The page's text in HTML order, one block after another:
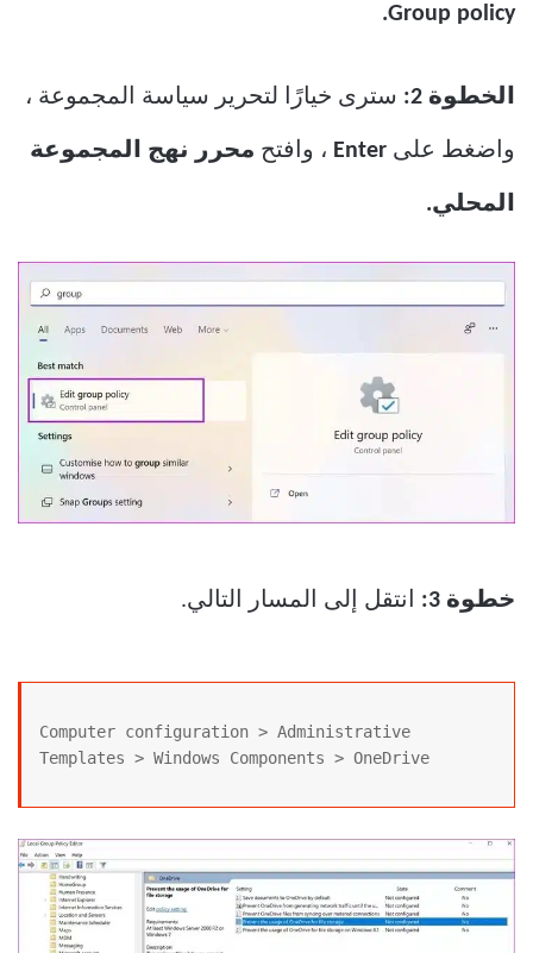
Group policy.
الخطوة 2: سترى خيارًا لتحرير سياسة المجموعة ،
واضغط على Enter ، وافتح محرر نهج المجموعة
المحلي.
خطوة 3: انتقل إلى المسار التالي.
Computer configuration > Administrative
Templates > Windows Components > OneDrive